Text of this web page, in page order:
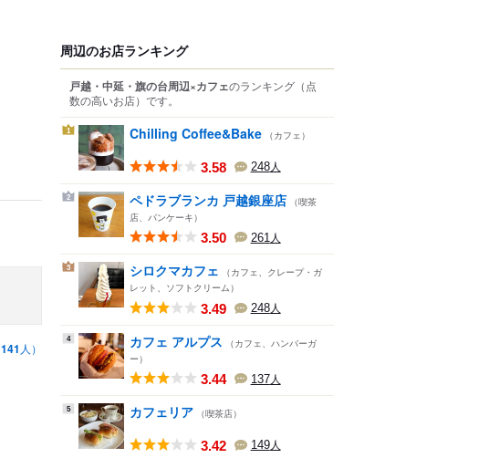
141 人）
周辺のお店ランキング
戸越・中延・旗の台周辺×カフェのランキング （点
数の高いお店） です。
1 Chilling Coffee&Bake （カフェ）
3.58 248人
2 ペドラブランカ 戸越銀座店 （喫茶
店、パンケーキ）
3.50 261 人
3 シロクマカフェ
（カフェ、クレープ・ガ
レット、ソフトクリーム）
3.49 248人
4 カフェ アルプス
（カフェ、ハンバーガ
ー）
3.44 137人
5 カフェリア （喫茶店）
3.42 149人